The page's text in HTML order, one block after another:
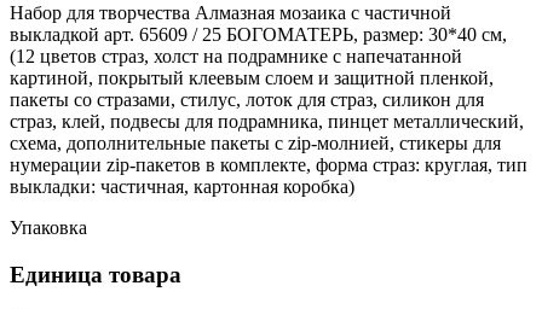
Набор для творчества Алмазная мозаика с частичной
выкладкой арт. 65609 / 25 БОГОМАТЕРЬ, размер: 30*40 см,
(12 цветов страз, холст на подрамнике с напечатанной
картиной, покрытый клеевым слоем и защитной пленкой,
пакеты со стразами, стилус, лоток для страз, силикон для
страз, клей, подвесы для подрамника, пинцет металлический,
схема, дополнительные пакеты с zip-молнией, стикеры для
нумерации zip-пакетов в комплекте, форма страз: круглая, тип
выкладки: частичная, картонная коробка)
Упаковка
Единица товара